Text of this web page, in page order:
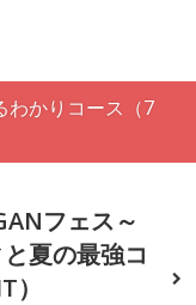
わかりコース（7
フェス～
夏の最強コ